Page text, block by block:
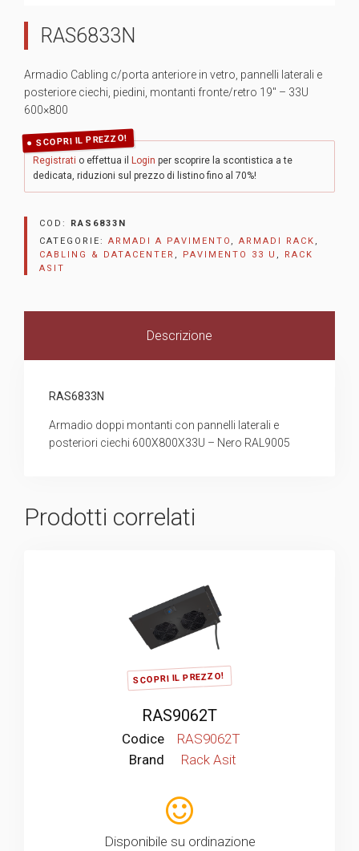
RAS6833N
Armadio Cabling c/porta anteriore in vetro, pannelli laterali e
posteriore ciechi, piedini, montanti fronte/retro 19″ – 33U
600×800
SCOPRI IL PREZZO!
Registrati o effettua il Login per scoprire la scontistica a te
dedicata, riduzioni sul prezzo di listino fino al 70%!
COD: RAS6833N
CATEGORIE: ARMADI A PAVIMENTO , ARMADI RACK ,
CABLING & DATACENTER , PAVIMENTO 33 U , RACK
ASIT
Descrizione
RAS6833N
Armadio doppi montanti con pannelli laterali e
posteriori ciechi 600X800X33U – Nero RAL9005
Prodotti correlati
SCOPRI IL PREZZO!
RAS9062T
Codice
RAS9062T
Brand
Rack Asit
Disponibile su ordinazione